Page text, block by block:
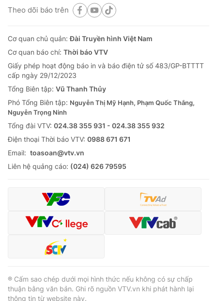
Theo dõi báo trên
Cơ quan chủ quản:Đài Truyền hình Việt Nam
Cơ quan báo chí: Thời báo VTV
Giấy phép hoạt động báo in và báo điện tử số 483/GP-BTTTT
cấp ngày 29/12/2023
Tổng Biên tập: Vũ Thanh Thủy
Phó Tổng Biên tập: Nguyễn Thị Mỹ Hạnh, Phạm Quốc Thắng,
Nguyễn Trọng Ninh
Tổng đài VTV: 024.38 355 931 - 024.38 355 932
Ðiện thoại Thời báo VTV: 0988 671 671
Email: toasoan@vtv.vn
Liên hệ quảng cáo: (024) 626 79595
® Cấm sao chép dưới mọi hình thức nếu không có sự chấp
thuận bằng văn bản. Ghi rõ nguồn VTV.vn khi phát hành lại
thông tin từ website này.